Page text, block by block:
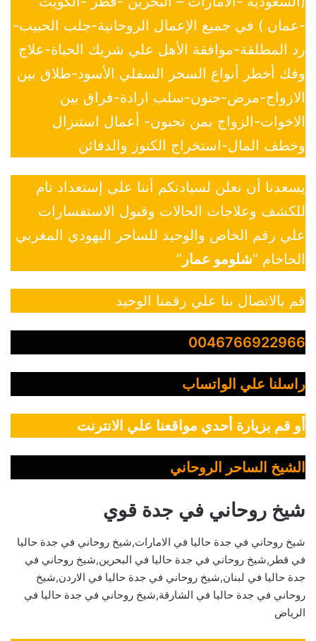
-عمان ) في جميع الإعمال الروحانية-جلب الحبيب-
رد المطلقة-موافقة الأهل علي شريك الحياة-علاج
وفك أخطر أنواع السحر السفلي الأسود-طلاق بين
الازواج-مرض-جنون-سلب ارادة-فراق بين
الاخوات-الزواج بمن تحبون- أعمال استنزال
وخطف المال-استخراج الكنوز والدفائن
يسعدنا أن نعلن لسيادتكم أننا على إستعداد تام
للكشف وعلاجات الحالات وقبول الاستفسارات
علي رقم الخاص والوحيد للساحر اليهودي المغربي
الحاخام “شلومو عمار ”
قم بالاتصال بنا علي رقمنا الوحيد
0046766922966
راسلنا علي الواتساب
أو قم بزيارة أحدي مواقعنا علي الانترنت
الشيخ الساحر الروحاني
شيخ روحاني في جدة قوي
شيخ روحاني في جدة حاليا في الامارات,شيخ روحاني في جدة حاليا
في قطر,شيخ روحاني في جدة حاليا في البحرين,شيخ روحاني في
جدة حاليا في لبنان,شيخ روحاني في جدة حاليا في الاردن,شيخ
روحاني في جدة حاليا في الشارقة,شيخ روحاني في جدة حاليا في
الرياض